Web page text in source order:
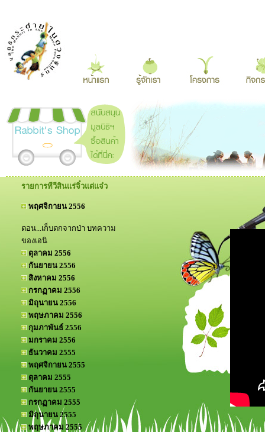
รายการทีวีสินแร่จิ๋วแต่แจ๋ว
พฤศจิกายน 2556
ตอน...เก็บตกจากป่า บทความ
ของเอนิ
ตุลาคม 2556
กันยายน 2556
สิงหาคม 2556
กรกฏาคม 2556
มิถุนายน 2556
พฤษภาคม 2556
กุมภาพันธ์ 2556
มกราคม 2556
ธันวาคม 2555
พฤศจิกายน 2555
ตุลาคม 2555
กันยายน 2555
กรกฏาคม 2555
มิถุนายน 2555
พฤษภาคม 2555